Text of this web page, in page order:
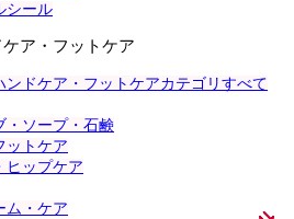
シール
ア・フットケア
ンドケア・フットケアカテゴリすべて
・ソープ・石鹸
ットケア
ヒップケア
ム・ケア